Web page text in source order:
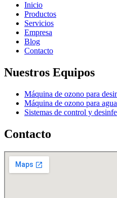
Inicio
Productos
Servicios
Empresa
Blog
Contacto
Nuestros Equipos
Máquina de ozono para
Máquina de ozono para
Sistemas de control y
Contacto